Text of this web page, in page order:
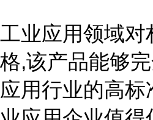
工业应用领域对
格,该产品能够
应用行业的高